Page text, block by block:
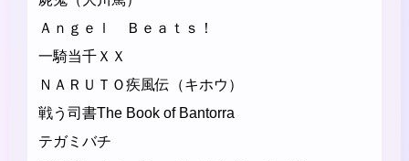
Ａｎｇｅｌ Ｂｅａｔｓ！
一騎当千ＸＸ
ＮＡＲＵＴＯ疾風伝（キホウ）
戦う司書The Book of Bantorra
テガミバチ